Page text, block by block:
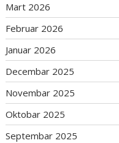
Mart 2026
Februar 2026
Januar 2026
Decembar 2025
Novembar 2025
Oktobar 2025
Septembar 2025